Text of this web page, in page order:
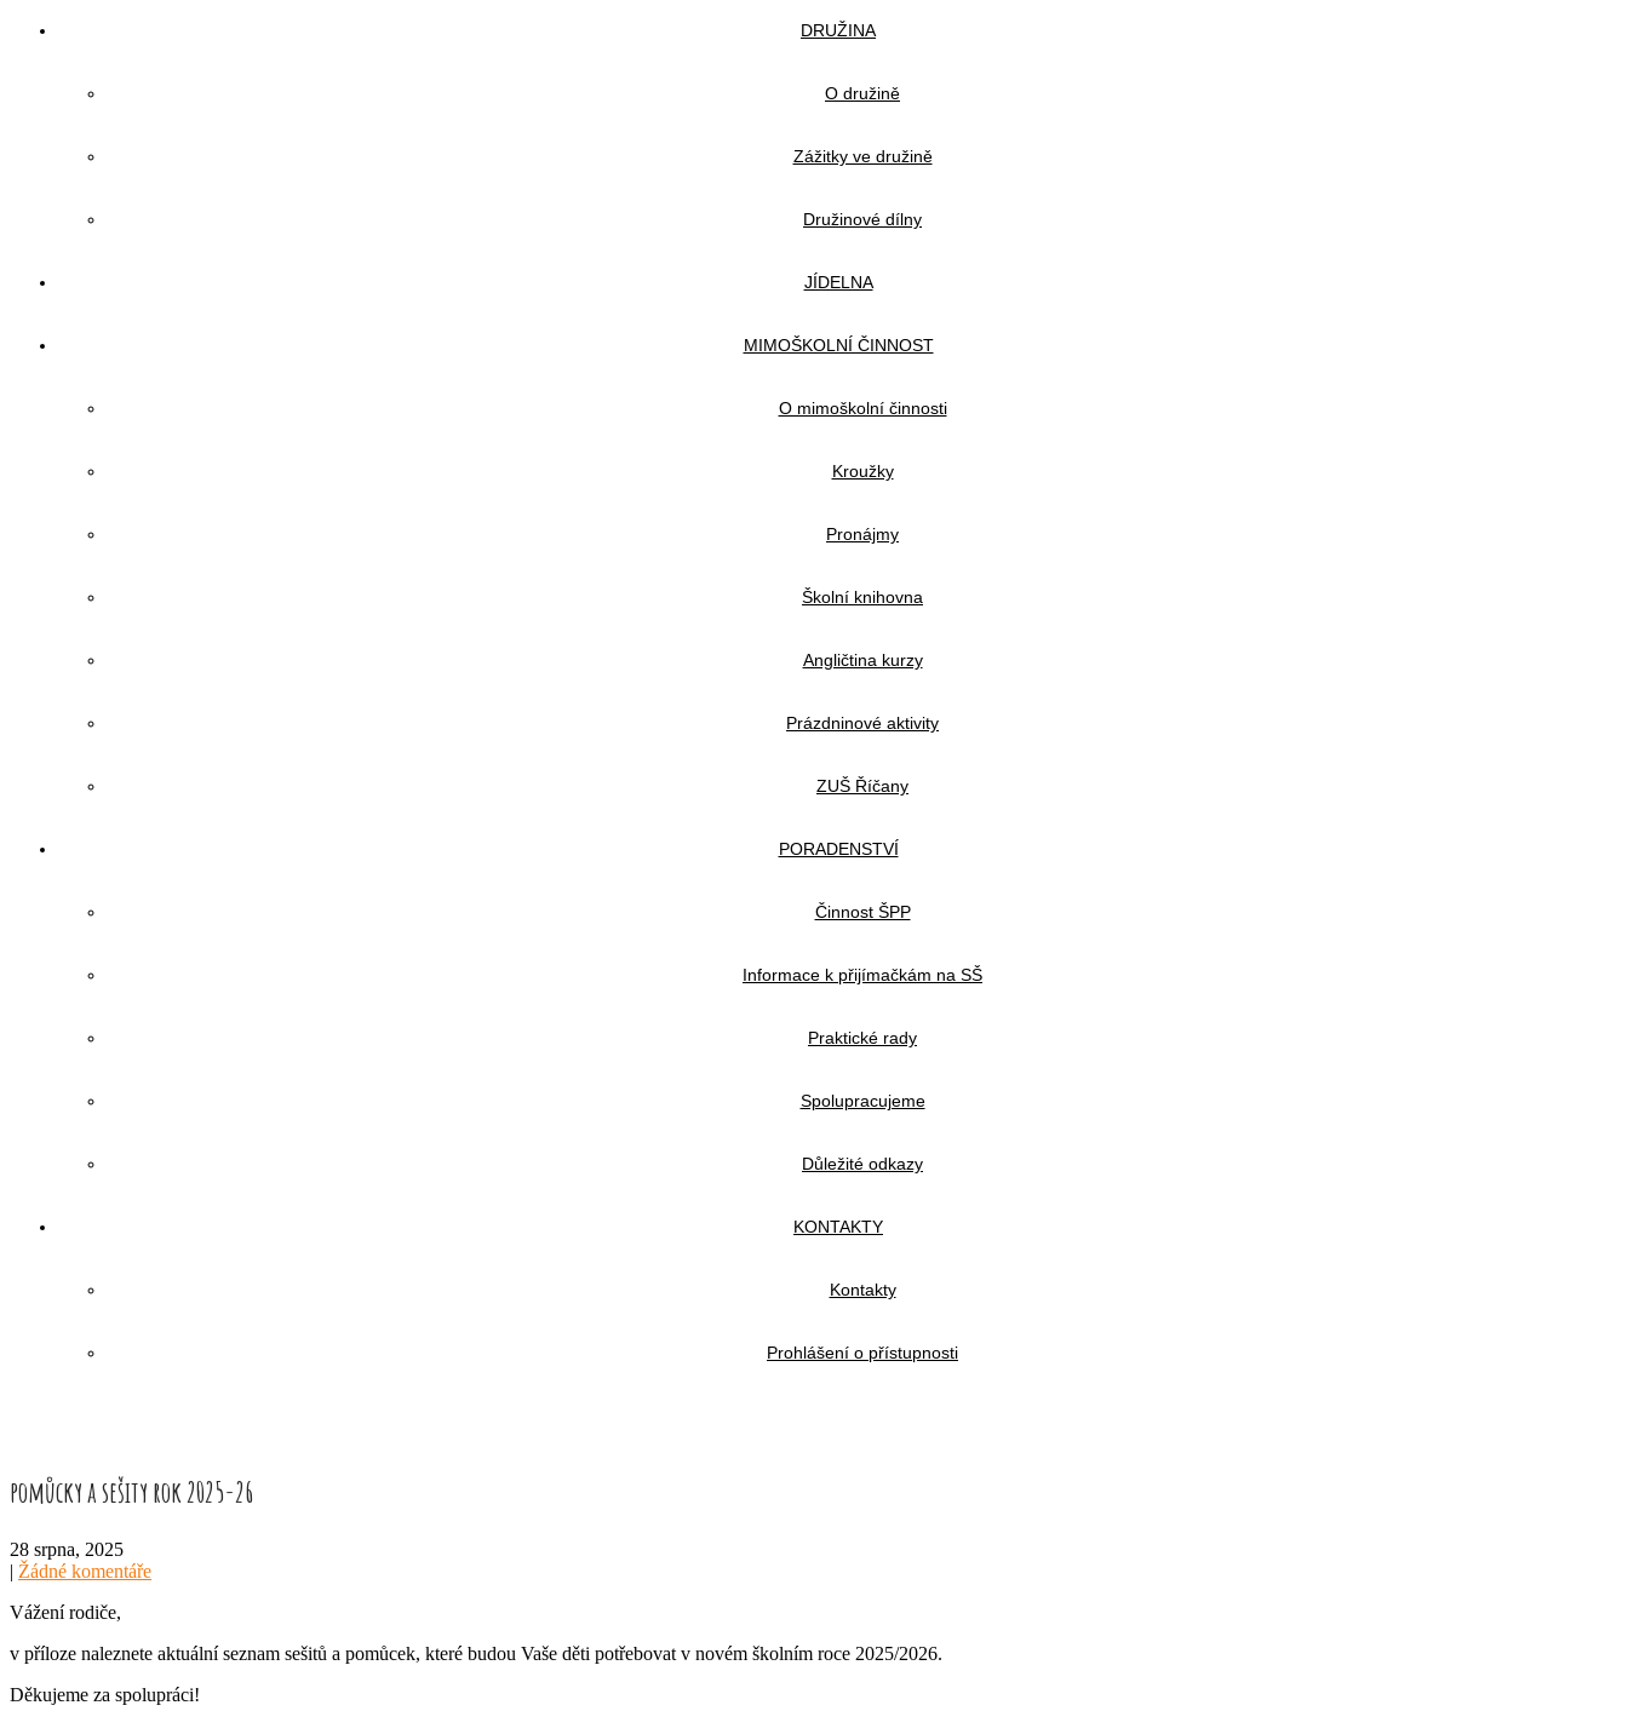
DRUŽINA
O družině
Zážitky ve družině
Družinové dílny
JÍDELNA
MIMOŠKOLNÍ ČINNOST
O mimoškolní činnosti
Kroužky
Pronájmy
Školní knihovna
Angličtina kurzy
Prázdninové aktivity
ZUŠ Říčany
PORADENSTVÍ
Činnost ŠPP
Informace k přijímačkám na SŠ
Praktické rady
Spolupracujeme
Důležité odkazy
KONTAKTY
Kontakty
Prohlášení o přístupnosti
pomůcky a sešity rok 2025-26
28 srpna, 2025
| Žádné komentáře
Vážení rodiče,
v příloze naleznete aktuální seznam sešitů a pomůcek, které budou Vaše děti potřebovat v novém školním roce 2025/2026.
Děkujeme za spolupráci!